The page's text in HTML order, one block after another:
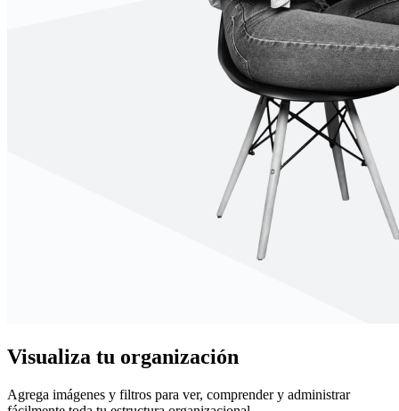
Visualiza tu organización
Agrega imágenes y filtros para ver, comprender y administrar